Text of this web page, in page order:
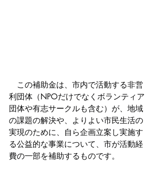
この補助金は、市内で活動する非営
利団体（NPOだけでなくボランティア
団体や有志サークルも含む）が、地域
の課題の解決や、よりよい市民生活の
実現のために、自ら企画立案し実施す
る公益的な事業について、市が活動経
費の一部を補助するものです。